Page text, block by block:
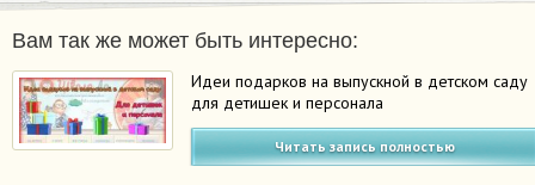
Вам так же может быть интересно:
Идеи подарков на выпускной в детском саду
для детишек и персонала
Читать запись полностью